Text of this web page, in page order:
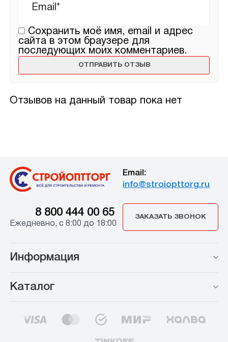
Отзывов на данный товар пока нет
Сохранить моё имя, email и адрес
сайта в этом браузере для
последующих моих комментариев.
Email:
info@stroiopttorg.ru
8 800 444 00 65
Ежедневно, с 8:00 до 18:00
ЗАКАЗАТЬ ЗВОНОК
Информация
Каталог